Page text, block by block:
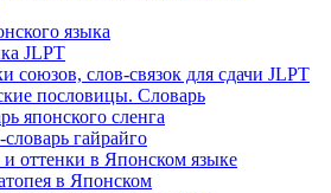
языка
JLPT
союзов, слов-связок для сдачи JLPT
пословицы. Словарь
японского сленга
гайрайго
и оттенки в Японском языке
в Японском